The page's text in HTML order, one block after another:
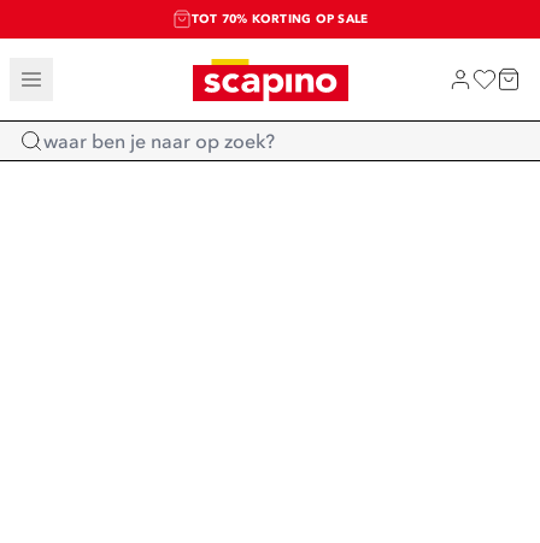
TOT 70% KORTING OP SALE
SALE: LAATSTE KANS!
SHOP NIEUW
Home